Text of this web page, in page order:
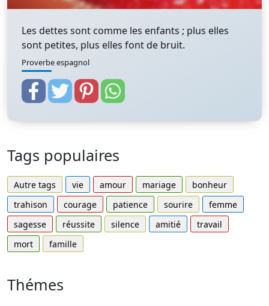
Les dettes sont comme les enfants ; plus elles
sont petites, plus elles font de bruit.
Proverbe espagnol
Tags populaires
Autre tags vie amour mariage
bonheur
trahison
courage patience sourire
femme
sagesse
réussite silence amitié
travail
mort
famille
Thémes